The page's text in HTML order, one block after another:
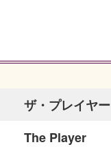
ザ・プレイヤー
The Player